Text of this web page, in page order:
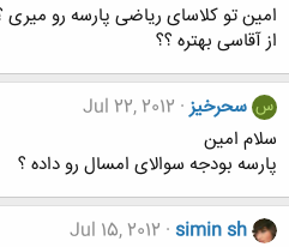
امین تو کلاسای ریاضی پارسه رو میری
از آقاسی بهتره ؟؟
س سحرخیز Jul 22, 2012
سلام امین
پارسه بودجه سوالای امسال رو داده ؟
simin sh
Jul 15, 2012